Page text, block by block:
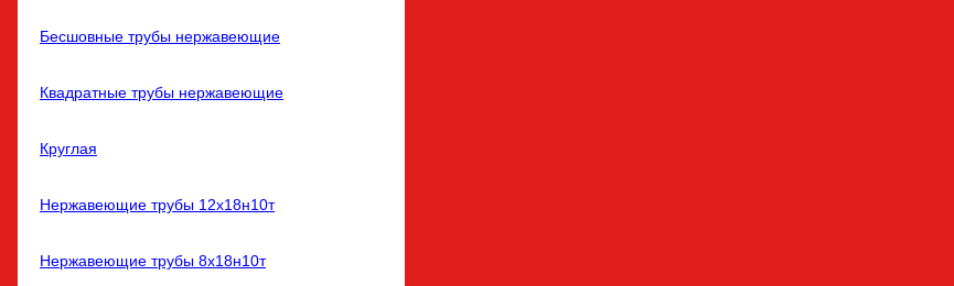
Бесшовные трубы нержавеющие
Квадратные трубы нержавеющие
Круглая
Нержавеющие трубы 12х18н10т
Нержавеющие трубы 8х18н10т